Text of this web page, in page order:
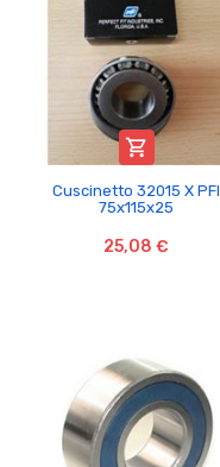

Cuscinetto 32015 X PFI
75x115x25
25,08 €